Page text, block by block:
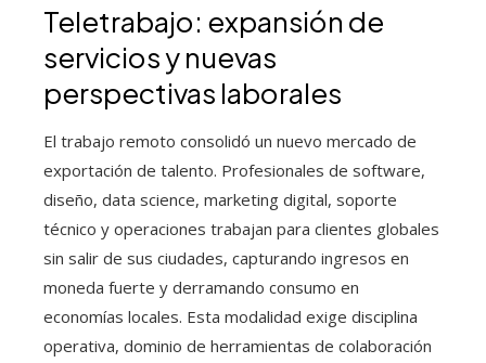
Teletrabajo: expansión de
servicios y nuevas
perspectivas laborales
El trabajo remoto consolidó un nuevo mercado de
exportación de talento. Profesionales de software,
diseño, data science, marketing digital, soporte
técnico y operaciones trabajan para clientes globales
sin salir de sus ciudades, capturando ingresos en
moneda fuerte y derramando consumo en
economías locales. Esta modalidad exige disciplina
operativa, dominio de herramientas de colaboración